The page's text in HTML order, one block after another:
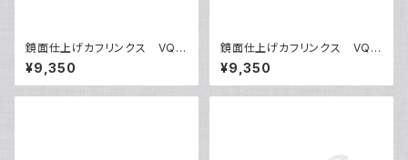
鏡面仕上げカフリンクス VQC
-0601
¥9,350
鏡面仕上げカフリンクス VQC
-0602
¥9,350